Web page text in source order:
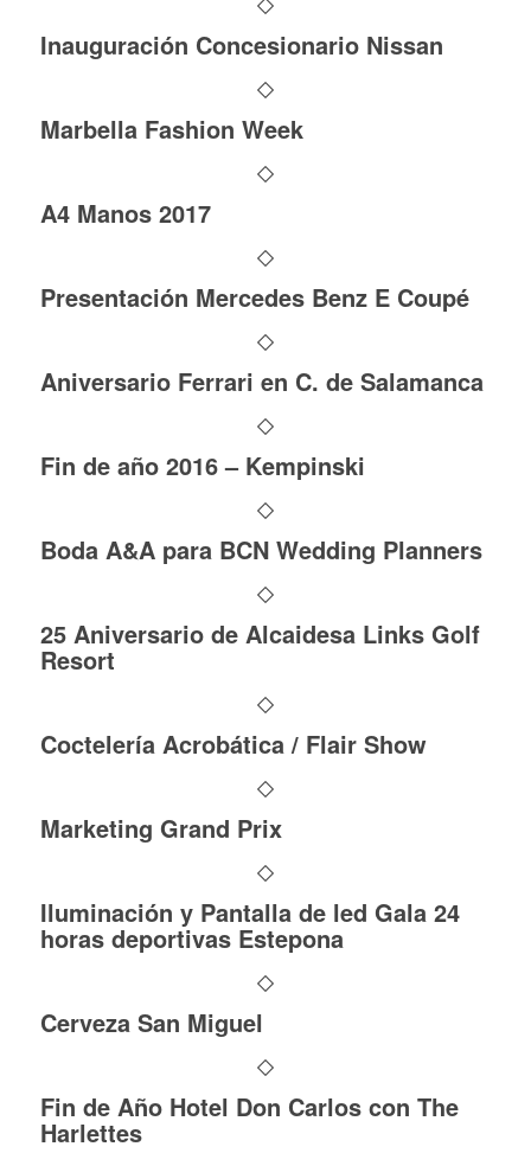
Inauguración Concesionario Nissan
Marbella Fashion Week
A4 Manos 2017
Presentación Mercedes Benz E Coupé
Aniversario Ferrari en C. de Salamanca
Fin de año 2016 – Kempinski
Boda A&A para BCN Wedding Planners
25 Aniversario de Alcaidesa Links Golf
Resort
Coctelería Acrobática / Flair Show
Marketing Grand Prix
Iluminación y Pantalla de led Gala 24
horas deportivas Estepona
Cerveza San Miguel
Fin de Año Hotel Don Carlos con The
Harlettes